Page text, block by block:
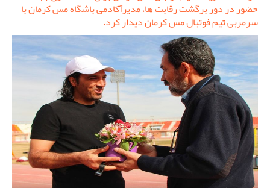
حضور در دور برگشت رقابت ها، مدیرآکادمی باشگاه مس کرمان با
سرمربی تیم فوتبال مس کرمان دیدار کرد.